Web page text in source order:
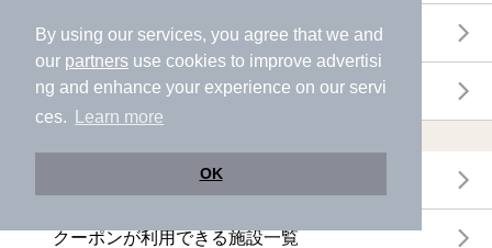
By using our services, you agree that we and
our partners use cookies to improve advertisi
ng and enhance your experience on our servi
ces.
Learn more
OK
温泉地から探す
関連キーワードから探す
電子チケットが利用できる施設一覧
クーポンが利用できる施設一覧